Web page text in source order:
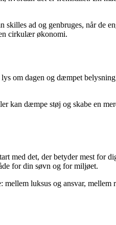
ad og genbruges, når de
cirkulær økonomi.
om dagen og dæmpet
kan dæmpe støj og skabe en
med det, der betyder mest for
for din søvn og for miljøet.
luksus og ansvar,